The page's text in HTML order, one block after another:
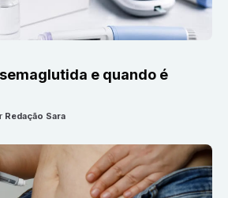
e quando é
Redação Sara